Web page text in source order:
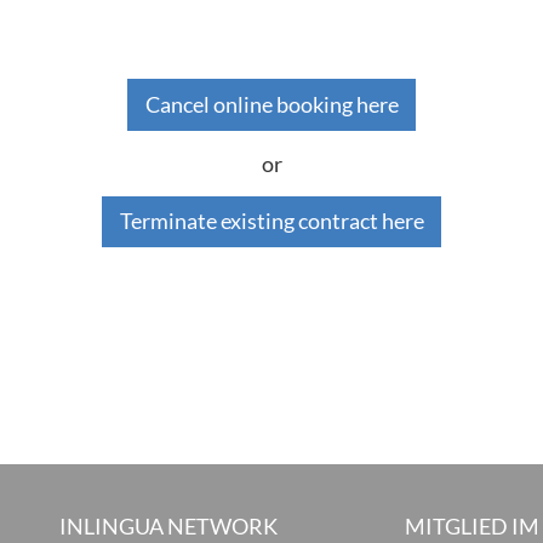
Cancel online booking here
or
Terminate existing contract here
INLINGUA NETWORK MITGLIED IM